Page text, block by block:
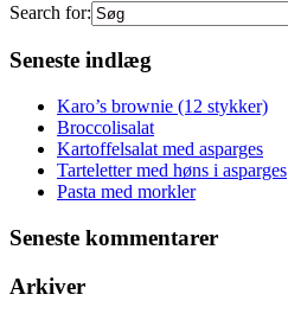
Search for:
Seneste indlæg
Karo’s brownie (12 stykker)
Broccolisalat
Kartoffelsalat med asparges
Tarteletter med høns i asparges
Pasta med morkler
Seneste kommentarer
Arkiver